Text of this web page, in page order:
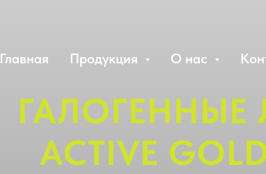
Главная Продукция О нас
ACTIVE